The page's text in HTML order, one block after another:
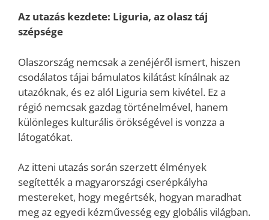
Az utazás kezdete: Liguria, az olasz táj
szépsége
Olaszország nemcsak a zenéjéről ismert, hiszen
csodálatos tájai bámulatos kilátást kínálnak az
utazóknak, és ez alól Liguria sem kivétel. Ez a
régió nemcsak gazdag történelmével, hanem
különleges kulturális örökségével is vonzza a
látogatókat.
Az itteni utazás során szerzett élmények
segítették a magyarországi cserépkályha
mestereket, hogy megértsék, hogyan maradhat
meg az egyedi kézművesség egy globális világban.